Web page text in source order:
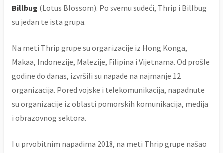
Billbug (Lotus Blossom). Po svemu sudeći, Thrip i Billbug
su jedan te ista grupa.
Na meti Thrip grupe su organizacije iz Hong Konga,
Makaa, Indonezije, Malezije, Filipina i Vijetnama. Od prošle
godine do danas, izvršili su napade na najmanje 12
organizacija. Pored vojske i telekomunikacija, napadnute
su organizacije iz oblasti pomorskih komunikacija, medija
i obrazovnog sektora.
I u prvobitnim napadima 2018, na meti Thrip grupe našao